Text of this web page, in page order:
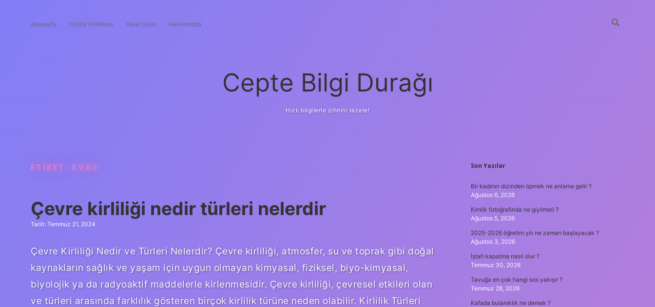
Anasayfa Gizlilik Politikası Yasal Uyarı Hakkımızda
Cepte Bilgi Durağı
Hızlı bilgilerle zihnini tazele!
ETIKET: EVRE
Çevre kirliliği nedir türleri nelerdir
Tarih: Temmuz 21, 2024
Çevre Kirliliği Nedir ve Türleri Nelerdir? Çevre kirliliği, atmosfer, su ve toprak gibi doğal
kaynakların sağlık ve yaşam için uygun olmayan kimyasal, fiziksel, biyo-kimyasal,
biyolojik ya da radyoaktif maddelerle kirlenmesidir. Çevre kirliliği, çevresel etkileri olan
ve türleri arasında farklılık gösteren birçok kirlilik türüne neden olabilir. Kirlilik Türleri
SIDEBAR
Son Yazılar
Bir kadının dizinden öpmek ne anlama gelir ?
Ağustos 6, 2026
Kimlik fotoğrafında ne giyilmeli ?
Ağustos 5, 2026
2025-2026 öğretim yılı ne zaman başlayacak ?
Ağustos 3, 2026
İştah kapatma nasıl olur ?
Temmuz 30, 2026
Tavuğa en çok hangi sos yakışır ?
Temmuz 28, 2026
Kafada bulanıklık ne demek ?